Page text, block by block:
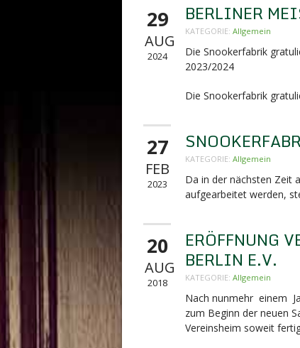
29
AUG
2024
BERLINER
KATEGORIE: Allgemein
Die Snookerfabrik
2023/2024
Die Snookerfabrik
27
FEB
2023
KATEGORIE: Allgemein
Da in der nächsten Zeit
aufgearbeitet werden,
20
AUG
2018
ERÖFFNUNG
BERLIN E.V.
KATEGORIE: Allgemein
Nach nunmehr einem
zum Beginn der neuen
Vereinsheim soweit